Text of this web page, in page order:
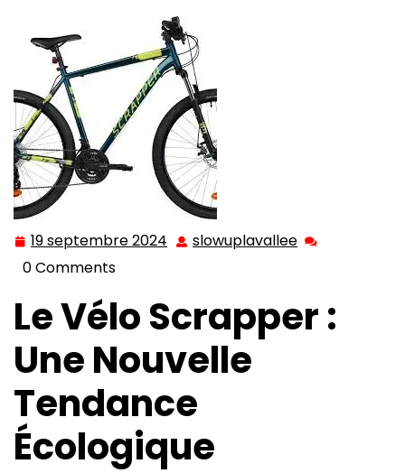
19 septembre 2024 19 slowuplavallee slowuplavallee
0 Comments
Le Vélo Scrapper :
Une Nouvelle
Tendance
Écologique